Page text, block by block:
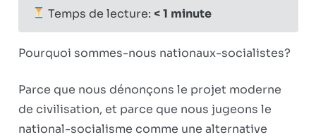
politiques
Temps de lecture: < 1 minute
Pourquoi sommes-nous nationaux-socialistes?
Parce que nous dénonçons le projet moderne
de civilisation, et parce que nous jugeons le
national-socialisme comme une alternative